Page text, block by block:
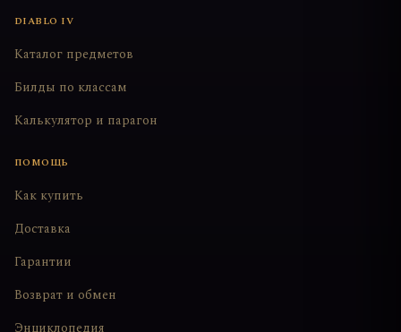
DIABLO IV
Каталог предметов
Билды по классам
Калькулятор и парагон
ПОМОЩЬ
Как купить
Доставка
Гарантии
Возврат и обмен
Энциклопедия